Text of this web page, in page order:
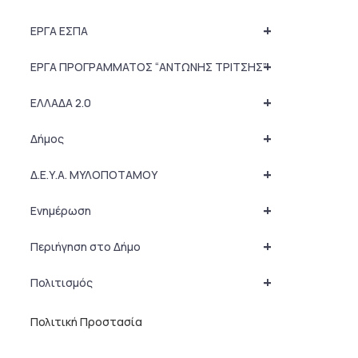
+
ΕΡΓΑ ΕΣΠΑ
+
ΕΡΓΑ ΠΡΟΓΡΑΜΜΑΤΟΣ “ΑΝΤΩΝΗΣ ΤΡΙΤΣΗΣ”
+
ΕΛΛΑΔΑ 2.0
+
Δήμος
+
Δ.Ε.Υ.Α. ΜΥΛΟΠΟΤΑΜΟΥ
+
Ενημέρωση
+
Περιήγηση στο Δήμο
+
Πολιτισμός
Πολιτική Προστασία